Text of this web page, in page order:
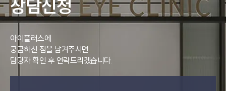
상담신청
아이플러스에
궁금하신 점을 남겨주시면
담당자 확인 후 연락드리겠습니다.